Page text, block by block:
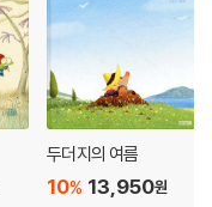
두더지의 여름
13,950원
10%